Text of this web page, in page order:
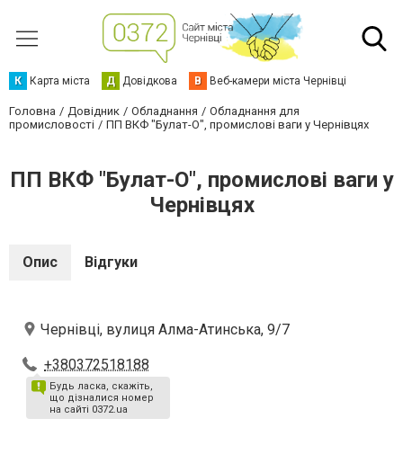
К Карта міста Д Довідкова В Веб-камери міста Чернівці
Головна Довідник Обладнання
Обладнання для
промисловості
ПП ВКФ "Булат-О", промислові ваги у Чернівцях
ПП ВКФ "Булат-О", промислові ваги у
Чернівцях
Опис Відгуки
Чернівці, вулиця Алма-Атинська, 9/7
+380372518188
Будь ласка, скажіть,
що дізналися номер
на сайті 0372.ua